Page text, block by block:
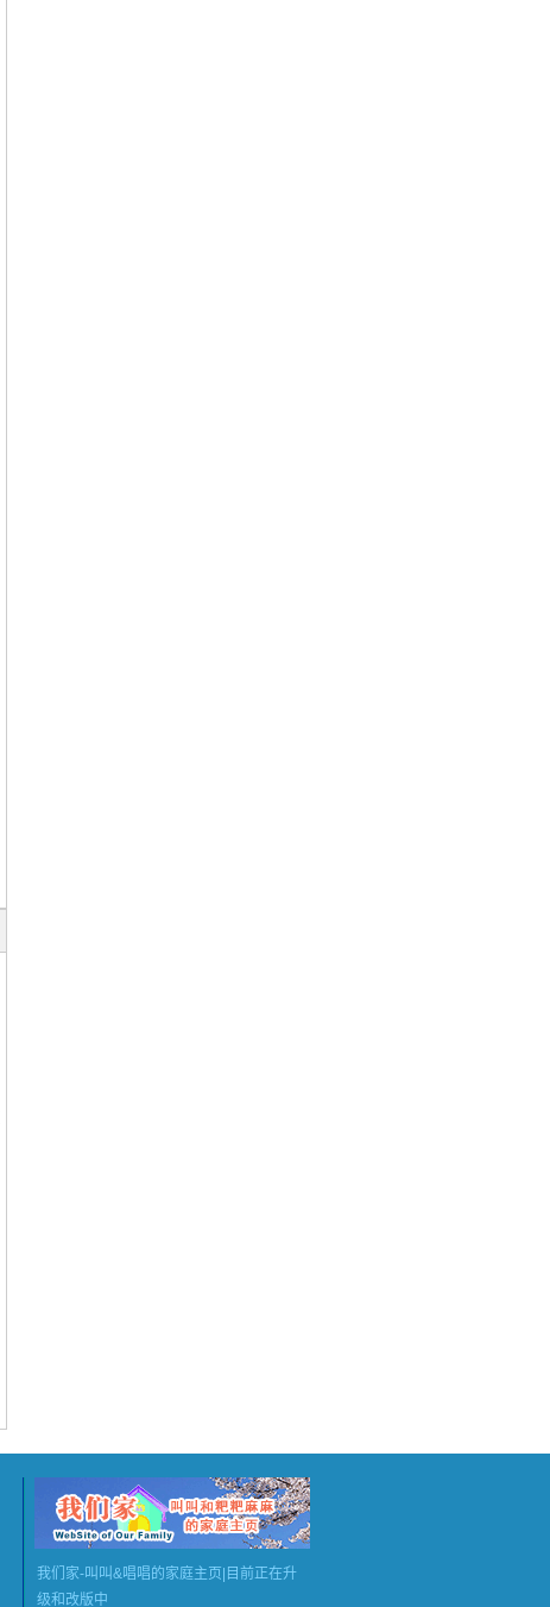
我们家-叫叫&唱唱的家庭主页|目前正在升
级和改版中